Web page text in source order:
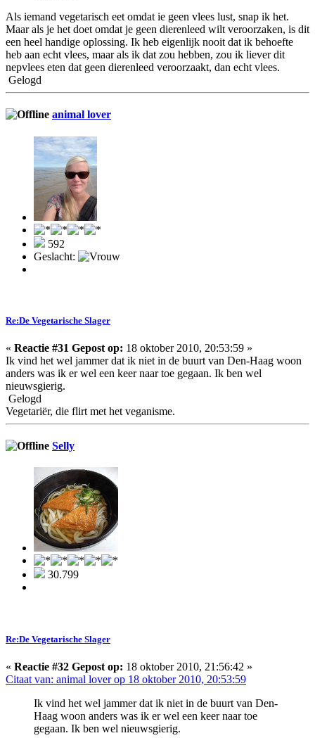
Als iemand vegetarisch eet omdat ie geen vlees lust, snap ik het.
Maar als je het doet omdat je geen dierenleed wilt veroorzaken, is dit
een heel handige oplossing. Ik heb eigenlijk nooit dat ik behoefte
heb aan echt vlees, maar als ik dat zou hebben, zou ik liever dit
nepvlees eten dat geen dierenleed veroorzaakt, dan echt vlees.
Gelogd
animal lover
592
Geslacht:
Re:De Vegetarische Slager
« Reactie #31 Gepost op: 18 oktober 2010, 20:53:59 »
Ik vind het wel jammer dat ik niet in de buurt van Den-Haag woon
anders was ik er wel een keer naar toe gegaan. Ik ben wel
nieuwsgierig.
Gelogd
Vegetariër, die flirt met het veganisme.
Selly
30.799
Re:De Vegetarische Slager
« Reactie #32 Gepost op: 18 oktober 2010, 21:56:42 »
Citaat van: animal lover op 18 oktober 2010, 20:53:59
Ik vind het wel jammer dat ik niet in de buurt van Den-
Haag woon anders was ik er wel een keer naar toe
gegaan. Ik ben wel nieuwsgierig.